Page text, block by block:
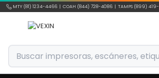
Ir al contenido
MTY (81) 1234-4466 | COAH (844) 728-4086 | TAMPS (899)